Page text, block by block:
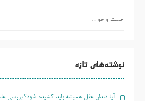
نوشته‌های تازه
آیا دندان عقل همیشه باید کشیده شود؟ بررسی